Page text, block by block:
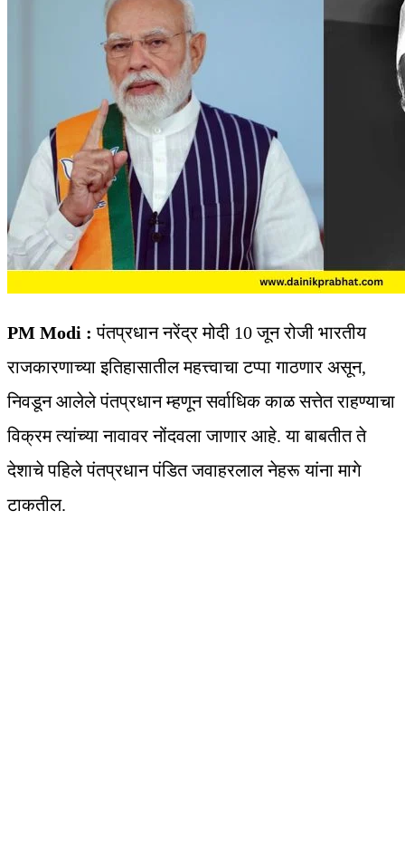
PM Modi : पंतप्रधान नरेंद्र मोदी 10 जून रोजी भारतीय
राजकारणाच्या इतिहासातील महत्त्वाचा टप्पा गाठणार असून,
निवडून आलेले पंतप्रधान म्हणून सर्वाधिक काळ सत्तेत राहण्याचा
विक्रम त्यांच्या नावावर नोंदवला जाणार आहे. या बाबतीत ते
देशाचे पहिले पंतप्रधान पंडित जवाहरलाल नेहरू यांना मागे
टाकतील.